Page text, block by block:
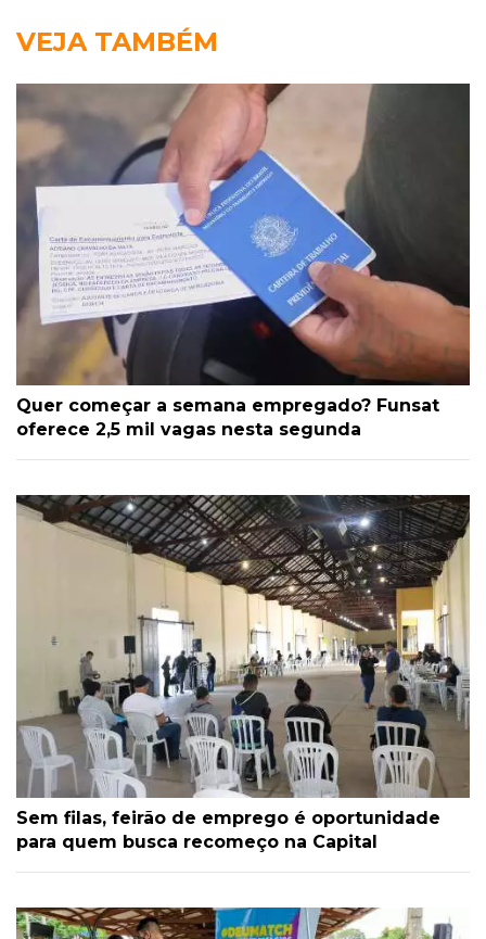
VEJA TAMBÉM
Quer começar a semana empregado? Funsat
oferece 2,5 mil vagas nesta segunda
Sem filas, feirão de emprego é oportunidade
para quem busca recomeço na Capital